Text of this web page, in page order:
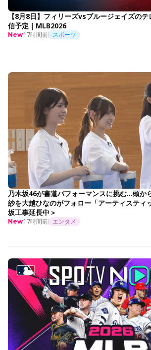
【8月8日】フィリーズvsブルージェイズの
信予定｜MLB2026
New17時間前 スポーツ
乃木坂46が書道パフォーマンスに挑む…頭か
紗を大越ひなのがフォロー「アーティスティ
坂工事延長中＞
New17時間前 エンタメ